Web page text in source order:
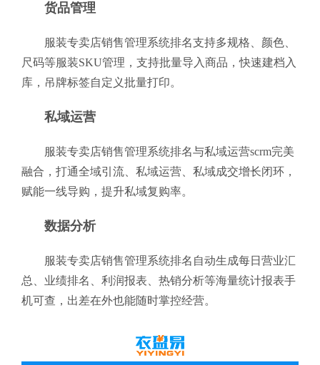
货品管理
服装专卖店销售管理系统排名支持多规格、颜色、
尺码等服装SKU管理，支持批量导入商品，快速建档入
库，吊牌标签自定义批量打印。
私域运营
服装专卖店销售管理系统排名与私域运营scrm完美
融合，打通全域引流、私域运营、私域成交增长闭环，
赋能一线导购，提升私域复购率。
数据分析
服装专卖店销售管理系统排名自动生成每日营业汇
总、业绩排名、利润报表、热销分析等海量统计报表手
机可查，出差在外也能随时掌控经营。